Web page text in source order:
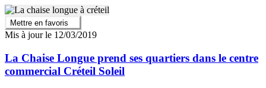
Mettre en favoris
Mis à jour le 12/03/2019
La Chaise Longue prend ses quartiers dans le centre
commercial Créteil Soleil